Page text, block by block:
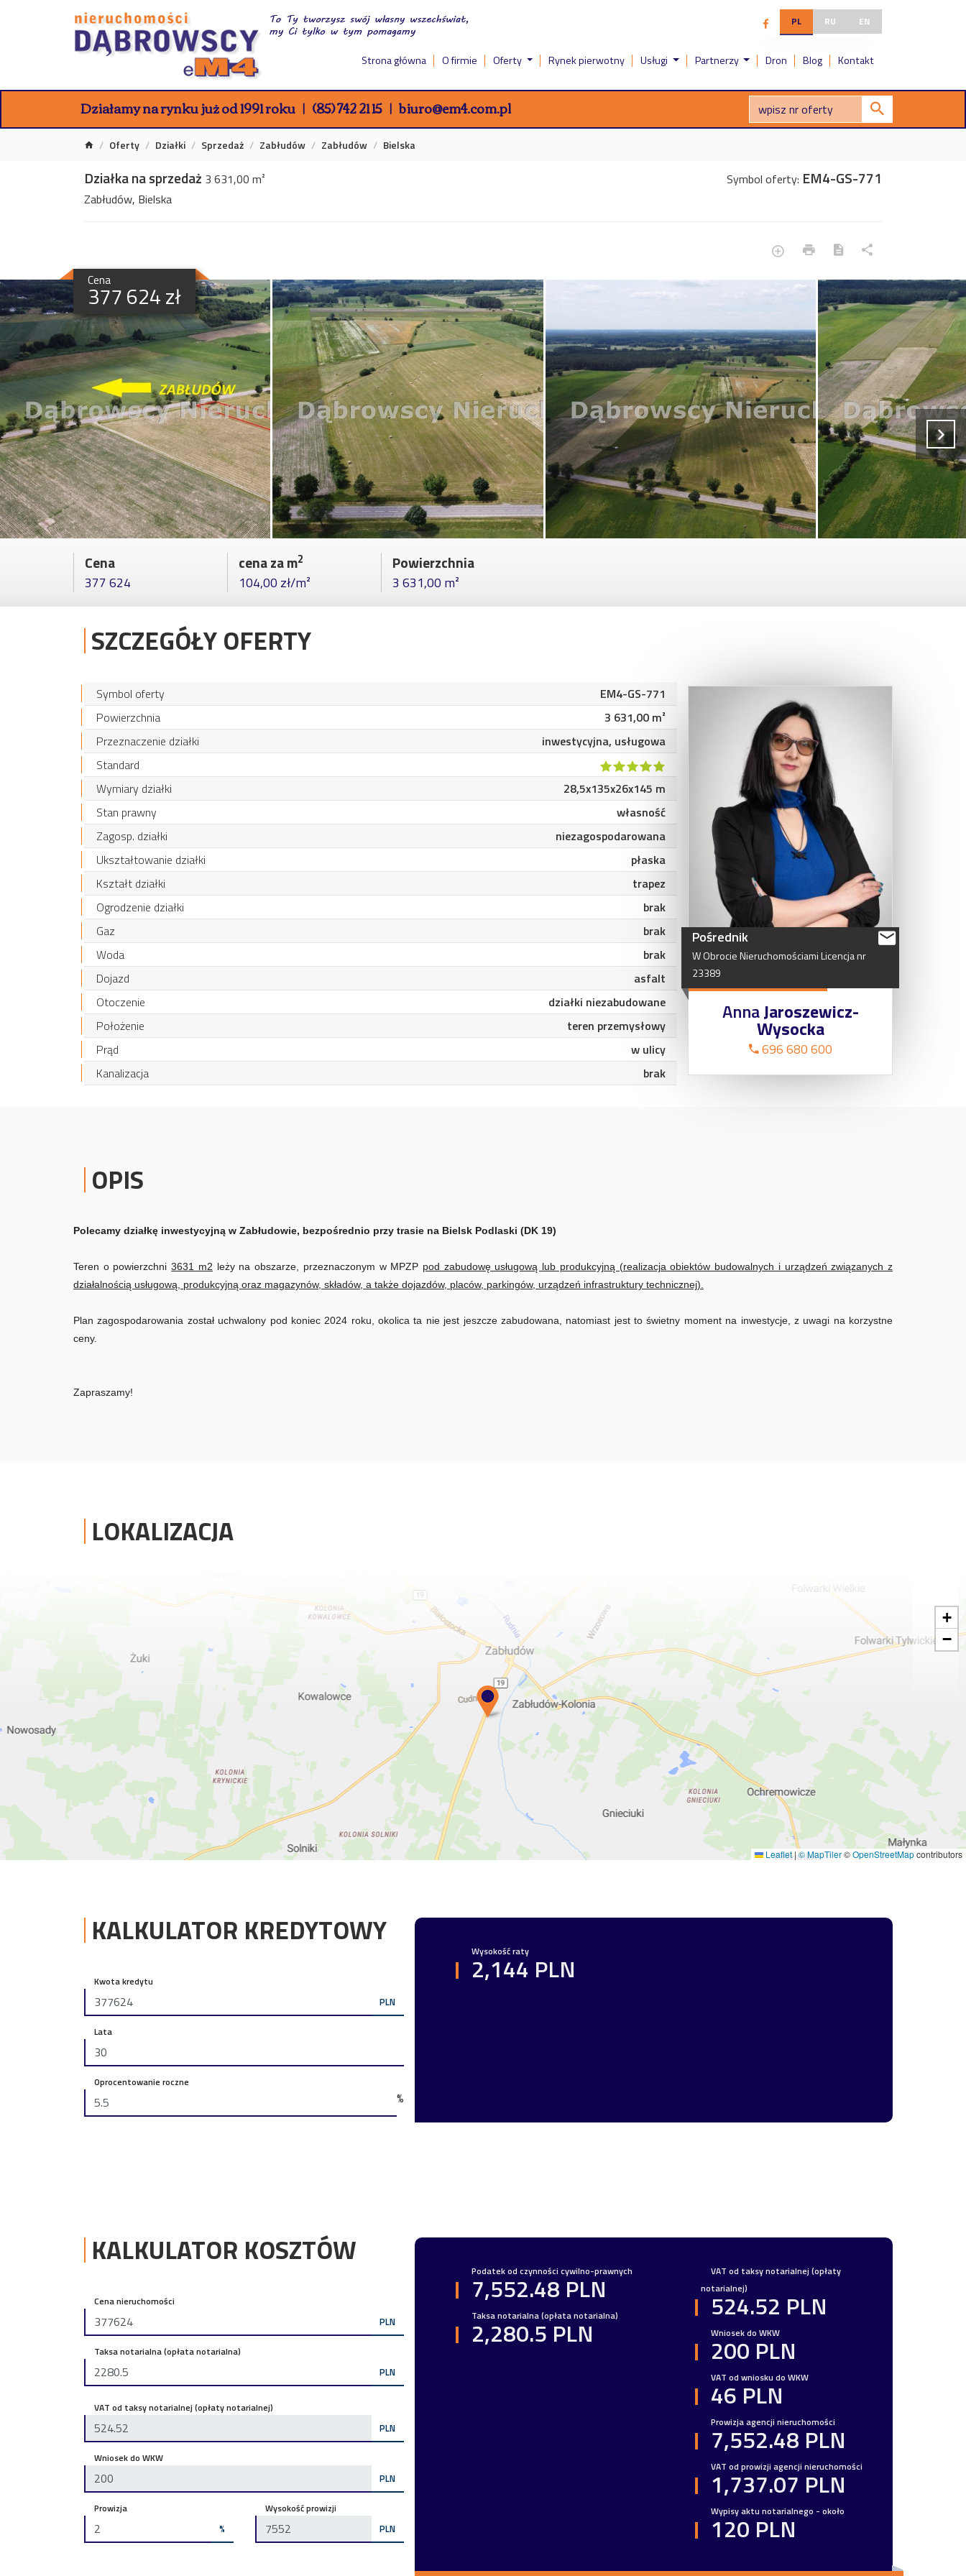
PL RU EN
Strona główna O firmie Oferty Rynek pierwotny Usługi Partnerzy Dron Blog Kontakt
Działamy na rynku już od 1991 roku (85) 742 21 15 biuro@em4.com.pl
Oferty Działki Sprzedaż Zabłudów Zabłudów Bielska
Działka na sprzedaż 3 631,00 m²
Zabłudów, Bielska
Symbol oferty: EM4-GS-771
Cena
377 624 zł
Cena
377 624
cena za m2
104,00 zł/m²
Powierzchnia
3 631,00 m²
SZCZEGÓŁY OFERTY
Symbol oferty
EM4-GS-771
Powierzchnia
3 631,00 m²
Przeznaczenie działki
inwestycyjna, usługowa
Standard
Wymiary działki
28,5x135x26x145 m
Stan prawny
własność
Zagosp. działki
niezagospodarowana
Ukształtowanie działki
płaska
Kształt działki
trapez
Ogrodzenie działki
brak
Gaz
brak
Woda
brak
Dojazd
asfalt
Otoczenie
działki niezabudowane
Położenie
teren przemysłowy
Prąd
w ulicy
Kanalizacja
brak
Pośrednik
WObrocieNieruchomościamiLicencjanr
23389
AnnaJaroszewicz-
Wysocka
696 680 600
OPIS
Polecamy działkę inwestycyjną w Zabłudowie, bezpośrednio przy trasie na Bielsk Podlaski (DK 19)
Teren o powierzchni3631 m2 leży na obszarze, przeznaczonym w MPZP pod zabudowę usługową lub produkcyjną (realizacja obiektów budowalnych i urządzeń związanych z
działalnością usługową, produkcyjną oraz magazynów, składów, a także dojazdów, placów, parkingów, urządzeń infrastruktury technicznej).
Plan zagospodarowania został uchwalony pod koniec 2024 roku, okolica ta nie jest jeszcze zabudowana, natomiast jest to świetny moment na inwestycje, z uwagi na korzystne
ceny.
Zapraszamy!
LOKALIZACJA
+
−
Leaflet |© MapTiler©OpenStreetMapcontributors
KALKULATOR KREDYTOWY
Kwota kredytu
PLN
Lata
Oprocentowanie roczne
%
Wysokość raty
2,144 PLN
KALKULATOR KOSZTÓW
Cena nieruchomości
PLN
Taksa notarialna (opłata notarialna)
PLN
VAT od taksy notarialnej (opłaty notarialnej)
PLN
Wniosek do WKW
PLN
Prowizja
%
Wysokość prowizji
PLN
Podatek od czynności cywilno-prawnych
7,552.48 PLN
Taksa notarialna (opłata notarialna)
2,280.5 PLN
VAT od taksy notarialnej (opłaty
notarialnej)
524.52 PLN
Wniosek do WKW
200 PLN
VAT od wniosku do WKW
46 PLN
Prowizja agencji nieruchomości
7,552.48 PLN
VAT od prowizji agencji nieruchomości
1,737.07 PLN
Wypisy aktu notarialnego - około
120 PLN